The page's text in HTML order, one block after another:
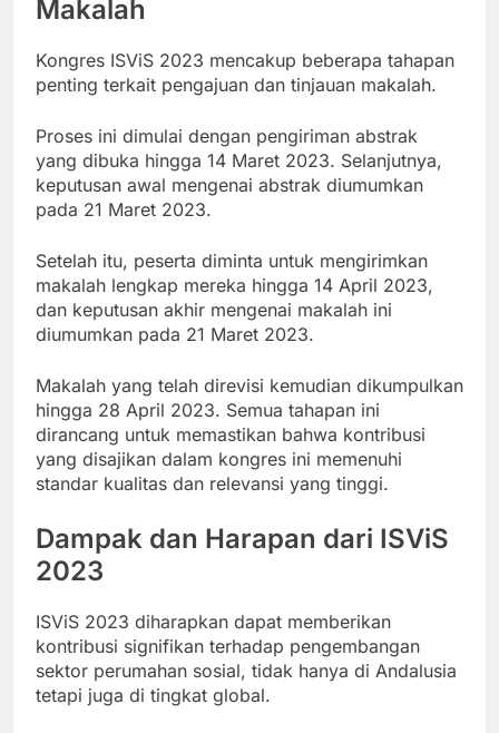
Makalah
Kongres ISViS 2023 mencakup beberapa tahapan
penting terkait pengajuan dan tinjauan makalah.
Proses ini dimulai dengan pengiriman abstrak
yang dibuka hingga 14 Maret 2023. Selanjutnya,
keputusan awal mengenai abstrak diumumkan
pada 21 Maret 2023.
Setelah itu, peserta diminta untuk mengirimkan
makalah lengkap mereka hingga 14 April 2023,
dan keputusan akhir mengenai makalah ini
diumumkan pada 21 Maret 2023.
Makalah yang telah direvisi kemudian dikumpulkan
hingga 28 April 2023. Semua tahapan ini
dirancang untuk memastikan bahwa kontribusi
yang disajikan dalam kongres ini memenuhi
standar kualitas dan relevansi yang tinggi.
Dampak dan Harapan dari ISViS
2023
ISViS 2023 diharapkan dapat memberikan
kontribusi signifikan terhadap pengembangan
sektor perumahan sosial, tidak hanya di Andalusia
tetapi juga di tingkat global.